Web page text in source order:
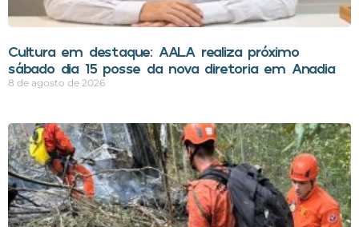
Cultura em destaque: AALA realiza próximo
sábado dia 15 posse da nova diretoria em Anadia
8 de agosto de 2026